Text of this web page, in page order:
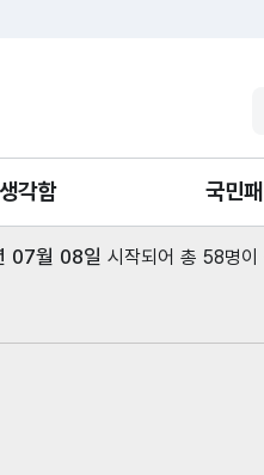
각함 국민
패널 가
07월 08일 시작되어 총 58명